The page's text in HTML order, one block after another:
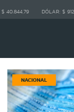
$ 40.844,79 DÓLAR: $
NACIONAL